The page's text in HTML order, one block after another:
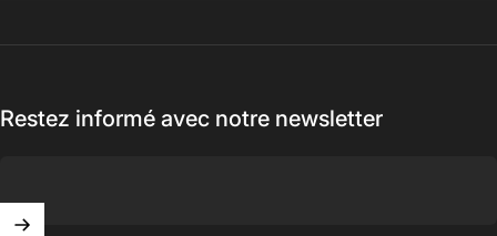
Restez informé avec notre newsletter